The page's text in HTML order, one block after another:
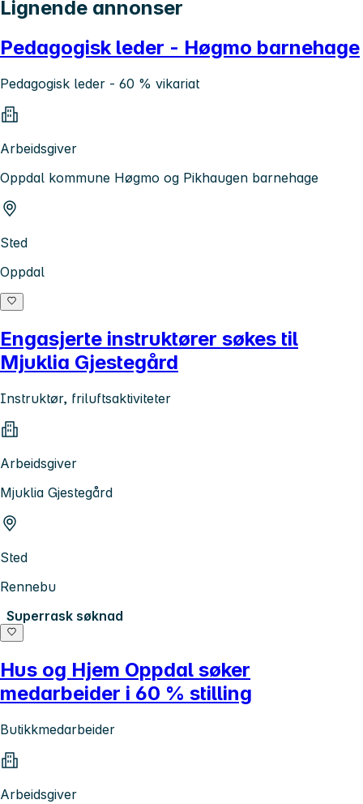
Lignende annonser
Pedagogisk leder - Høgmo barnehage
Pedagogisk leder - 60 % vikariat
Arbeidsgiver
Oppdal kommune Høgmo og Pikhaugen barnehage
Sted
Oppdal
Engasjerte instruktører søkes til
Mjuklia Gjestegård
Instruktør, friluftsaktiviteter
Arbeidsgiver
Mjuklia Gjestegård
Sted
Rennebu
Superrask søknad
Hus og Hjem Oppdal søker
medarbeider i 60 % stilling
Butikkmedarbeider
Arbeidsgiver